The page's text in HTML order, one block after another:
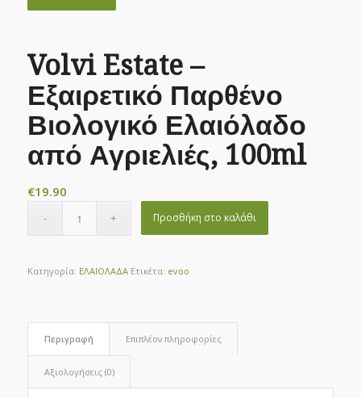
Volvi Estate –
Εξαιρετικό Παρθένο
Βιολογικό Ελαιόλαδο
από Αγριελιές, 100ml
€19.90
Προσθήκη στο καλάθι
Κατηγορία: ΕΛΑΙΟΛΑΔΑ Ετικέτα: evoo
Περιγραφή Επιπλέον πληροφορίες
Αξιολογήσεις (0)